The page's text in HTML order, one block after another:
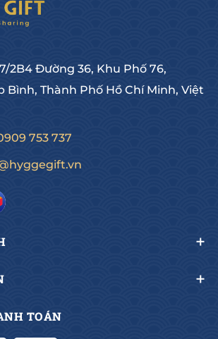
37 37
2B4 Đường 36, Khu Phố 76,
Bình, Thành Phố Hồ Chí Minh, Việt
753 737
TOÁN